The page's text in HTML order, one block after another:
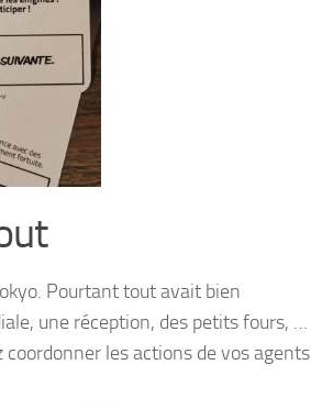
Pourtant tout avait bien
une réception, des petits fours, …
les actions de vos agents